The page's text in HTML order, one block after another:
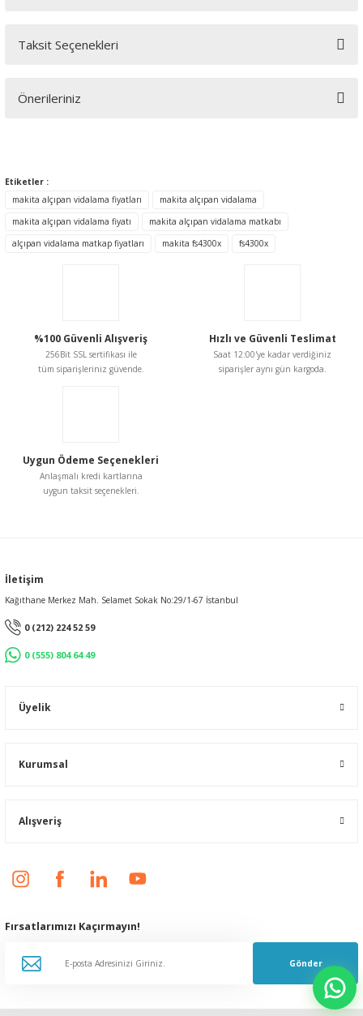
Taksit Seçenekleri
Önerileriniz
Görüş ve önerileriniz için teşekkür ederiz.
Ürün resmi kalitesiz, bozuk veya görüntülenemiyor.
Ürün açıklamasında eksik bilgiler bulunuyor.
Etiketler :
makita alçıpan vidalama fiyatları
makita alçıpan vidalama
makita alçıpan vidalama fiyatı
makita alçıpan vidalama matkabı
alçıpan vidalama matkap fiyatları
makita fs4300x fs4300x
%100 Güvenli Alışveriş
256Bit SSL sertifikası ile
tüm siparişleriniz güvende.
Hızlı ve Güvenli Teslimat
Saat 12:00'ye kadar verdiğiniz
siparişler aynı gün kargoda.
Uygun Ödeme Seçenekleri
Anlaşmalı kredi kartlarına
uygun taksit seçenekleri.
İletişim
Kağıthane Merkez Mah. Selamet Sokak No:29/1-67 İstanbul
0 (212) 224 52 59
0 (555) 804 64 49
Üyelik
Kurumsal
Alışveriş
Fırsatlarımızı Kaçırmayın!
Gönder